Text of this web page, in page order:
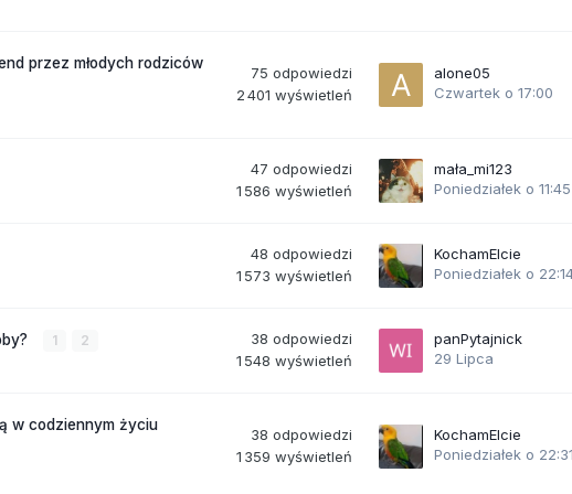
przez młodych rodziców
75 odpowiedzi
2 401 wyświetleń
alone05
Czwartek o 17:00
47 odpowiedzi
1 586 wyświetleń
mała_mi123
Poniedziałek o 11:45
48 odpowiedzi
1 573 wyświetleń
KochamElcie
Poniedziałek o
1 2 38 odpowiedzi
1 548 wyświetleń
panPytajnick
29 Lipca
w codziennym życiu
38 odpowiedzi
1 359 wyświetleń
KochamElcie
Poniedziałek o